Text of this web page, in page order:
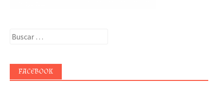
Buscar:
FACEBOOK